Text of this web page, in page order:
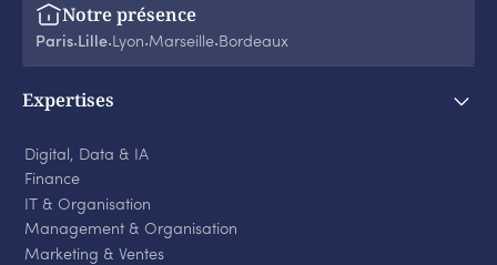
Notre présence
Paris‧ Lille‧ Lyon‧Marseille‧ Bordeaux
Expertises
Digital, Data & IA
Finance
IT & Organisation
Management & Organisation
Marketing & Ventes